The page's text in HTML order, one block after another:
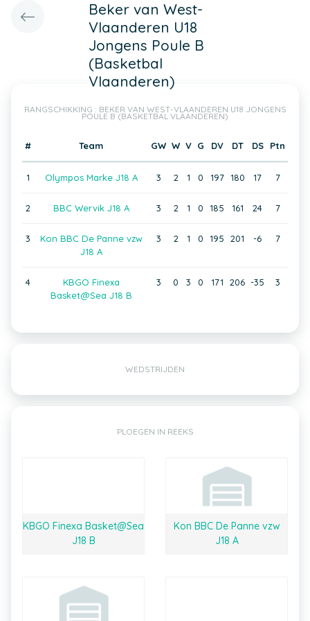
Beker van West-
Vlaanderen U18
Jongens Poule B
(Basketbal
Vlaanderen)
RANGSCHIKKING : BEKER VAN WEST-VLAANDEREN U18 JONGENS
POULE B (BASKETBAL VLAANDEREN)
# Team GW W V G DV DT DS Ptn
1 Olympos Marke J18 A 3 2 1 0 197 180 17 7
2 BBC Wervik J18 A 3 2 1 0 185 161 24 7
3
Kon BBC De Panne vzw
J18 A
3 2 1 0 195 201 -6 7
4
KBGO Finexa
Basket@Sea J18 B
3 0 3 0 171 206 -35 3
WEDSTRIJDEN
PLOEGEN IN REEKS
KBGO Finexa Basket@Sea
J18 B
Kon BBC De Panne vzw
J18 A